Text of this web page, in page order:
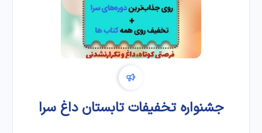
جشنواره تخفیفات تابستان داغ سرا